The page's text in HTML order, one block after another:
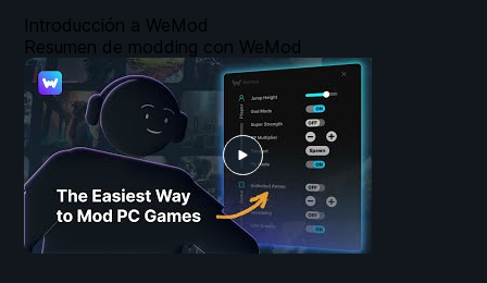
Introducción a WeMod
Resumen de modding con WeMod